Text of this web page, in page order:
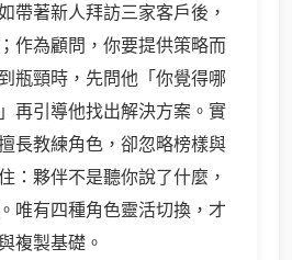
帶著新人拜訪三家客戶後，
作為顧問，你要提供策略而
瓶頸時，先問他「你覺得哪
再引導他找出解決方案。實
長教練角色，卻忽略榜樣與
：夥伴不是聽你說了什麼，
唯有四種角色靈活切換，才
複製基礎。